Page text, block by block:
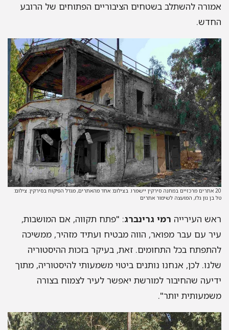
אמורה להשתלב בשטחים הציבוריים הפתוחים של הרובע
החדש.
20 אתרים מרכזיים במחנה סירקין יישמרו. בצילום: אחד מהאתרים, מגדל הפיקוח בסירקין. צילום:
טל בן נון גלז, המועצה לשימור אתרים
ראש העירייה רמי גרינברג: "פתח תקווה, אם המושבות,
עיר עם עבר מפואר, הווה מבטיח ועתיד מזהיר, ממשיכה
להתפתח בכל התחומים. זאת, בעיקר בזכות ההיסטוריה
שלנו. לכן, אנחנו נותנים ביטוי משמעותי להיסטוריה, מתוך
ידיעה שהחיבור למורשת יאפשר לעיר לצמוח בצורה
משמעותית יותר".